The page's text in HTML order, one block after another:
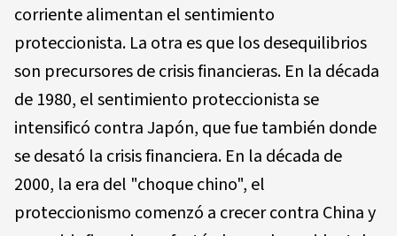
corriente alimentan el sentimiento
proteccionista. La otra es que los desequilibrios
son precursores de crisis financieras. En la década
de 1980, el sentimiento proteccionista se
intensificó contra Japón, que fue también donde
se desató la crisis financiera. En la década de
2000, la era del "choque chino", el
proteccionismo comenzó a crecer contra China y